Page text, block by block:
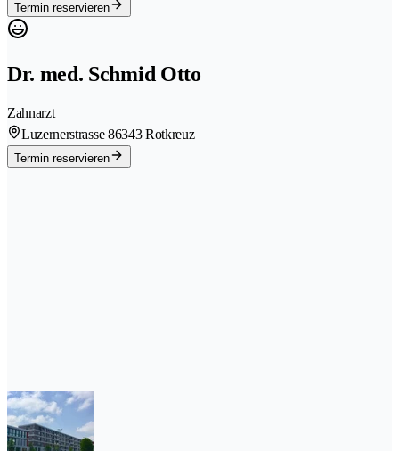
Termin reservieren
Dr. med. Schmid Otto
Zahnarzt
Luzernerstrasse 86343 Rotkreuz
Termin reservieren